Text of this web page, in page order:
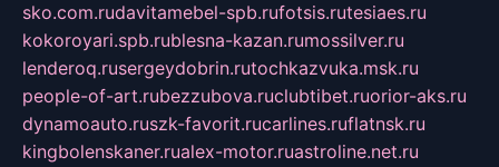
sko.com.rudavitamebel-spb.rufotsis.rutesiaes.ru
kokoroyari.spb.rublesna-kazan.rumossilver.ru
lenderoq.rusergeydobrin.rutochkazvuka.msk.ru
people-of-art.rubezzubova.ruclubtibet.ruorior-aks.ru
dynamoauto.ruszk-favorit.rucarlines.ruflatnsk.ru
kingbolenskaner.rualex-motor.ruastroline.net.ru